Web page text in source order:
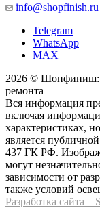
info@shopfinish.ru
Telegram
WhatsApp
MAX
2026 © Шопфиниш:
ремонта
Вся информация
включая
характеристиках,
является
437 ГК РФ.
могут
зависимости от
также условий
Разработка сайта –